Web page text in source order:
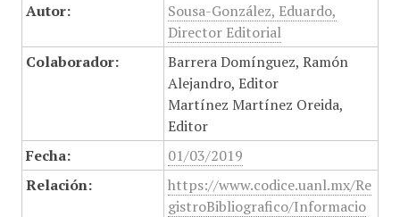
Autor:
Sousa-González, Eduardo,
Director Editorial
Colaborador:
Barrera Domínguez, Ramón
Alejandro, Editor
Martínez Martínez Oreida,
Editor
Fecha:
01/03/2019
Relación:
https://www.codice.uanl.mx/Re
gistroBibliografico/Informacio